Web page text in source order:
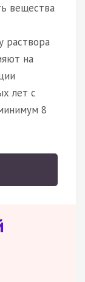
вещества
раствора
на
лет с
8